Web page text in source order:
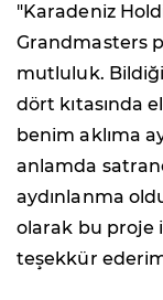
"Karadeniz
Grandmasters
mutluluk.
dört kıtasında
benim aklıma
anlamda
aydınlanma
olarak bu proje
teşekkür